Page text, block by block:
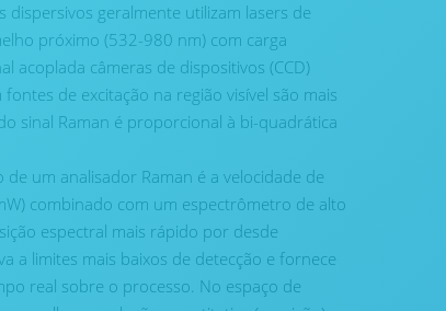
geralmente utilizam lasers de
próximo (532-980 nm) com carga
acoplada câmeras de dispositivos (CCD)
de excitação na região visível são mais
sinal Raman é proporcional à bi-quadrática
um analisador Raman é a velocidade de
combinado com um espectrômetro de alto
espectral mais rápido por desde
a limites mais baixos de detecção e fornece
real sobre o processo. No espaço de